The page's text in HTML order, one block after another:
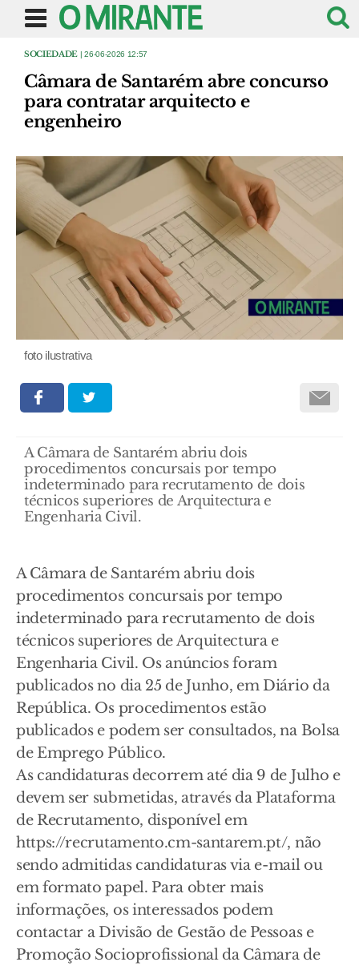
SOCIEDADE | 26-06-2026 12:57
Câmara de Santarém abre concurso
para contratar arquitecto e
engenheiro
foto ilustrativa
A Câmara de Santarém abriu dois
procedimentos concursais por tempo
indeterminado para recrutamento de dois
técnicos superiores de Arquitectura e
Engenharia Civil.
A Câmara de Santarém abriu dois
procedimentos concursais por tempo
indeterminado para recrutamento de dois
técnicos superiores de Arquitectura e
Engenharia Civil. Os anúncios foram
publicados no dia 25 de Junho, em Diário da
República. Os procedimentos estão
publicados e podem ser consultados, na Bolsa
de Emprego Público.
As candidaturas decorrem até dia 9 de Julho e
devem ser submetidas, através da Plataforma
de Recrutamento, disponível em
https://recrutamento.cm-santarem.pt/, não
sendo admitidas candidaturas via e-mail ou
em formato papel. Para obter mais
informações, os interessados podem
contactar a Divisão de Gestão de Pessoas e
Promoção Socioprofissional da Câmara de